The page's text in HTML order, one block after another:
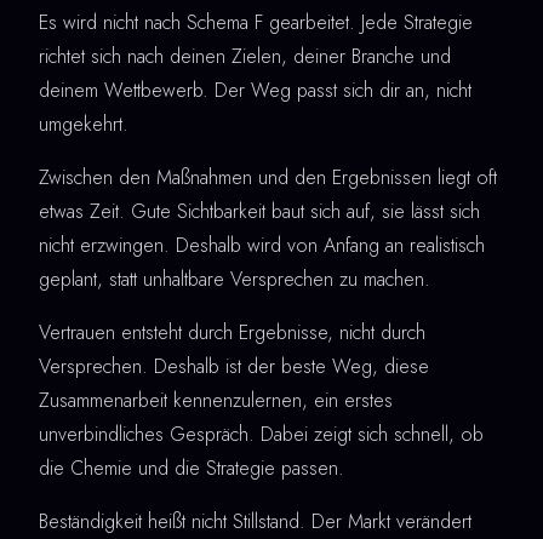
Es wird nicht nach Schema F gearbeitet. Jede Strategie
richtet sich nach deinen Zielen, deiner Branche und
deinem Wettbewerb. Der Weg passt sich dir an, nicht
umgekehrt.
Zwischen den Maßnahmen und den Ergebnissen liegt oft
etwas Zeit. Gute Sichtbarkeit baut sich auf, sie lässt sich
nicht erzwingen. Deshalb wird von Anfang an realistisch
geplant, statt unhaltbare Versprechen zu machen.
Vertrauen entsteht durch Ergebnisse, nicht durch
Versprechen. Deshalb ist der beste Weg, diese
Zusammenarbeit kennenzulernen, ein erstes
unverbindliches Gespräch. Dabei zeigt sich schnell, ob
die Chemie und die Strategie passen.
Beständigkeit heißt nicht Stillstand. Der Markt verändert